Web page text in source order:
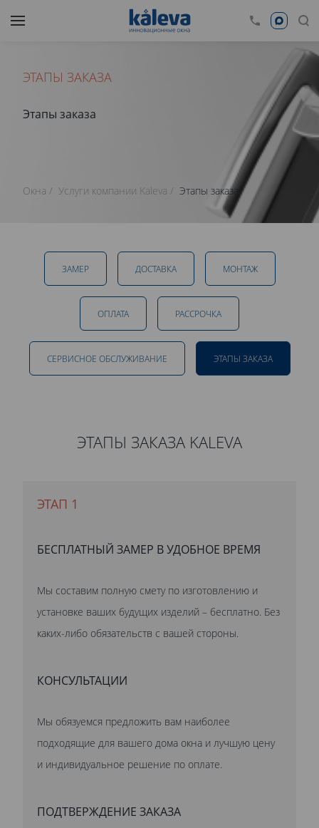
ЭТАПЫ ЗАКАЗА
Этапы заказа
Окна Услуги компании Kaleva Этапы заказа
ЗАМЕР ДОСТАВКА МОНТАЖ
ОПЛАТА РАССРОЧКА
СЕРВИСНОЕ ОБСЛУЖИВАНИЕ ЭТАПЫ ЗАКАЗА
ЭТАПЫ ЗАКАЗА KALEVA
ЭТАП 1
БЕСПЛАТНЫЙ ЗАМЕР В УДОБНОЕ ВРЕМЯ
Мы составим полную смету по изготовлению и
установке ваших будущих изделий – бесплатно. Без
каких-либо обязательств с вашей стороны.
КОНСУЛЬТАЦИИ
Мы обязуемся предложить вам наиболее
подходящие для вашего дома окна и лучшую цену
и индивидуальное решение по оплате.
ПОДТВЕРЖДЕНИЕ ЗАКАЗА